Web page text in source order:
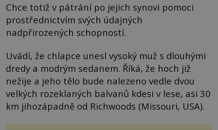
Chce totiž v pátrání po jejich synovi pomoci
prostřednictvím svých údajných
nadpřirozených schopností.
Uvádí, že chlapce unesl vysoký muž s dlouhými
dredy a modrým sedanem. Říká, že hoch již
nežije a jeho tělo bude nalezeno vedle dvou
velkých rozeklaných balvanů kdesi v lese, asi 30
km jihozápadně od Richwoods (Missouri, USA).